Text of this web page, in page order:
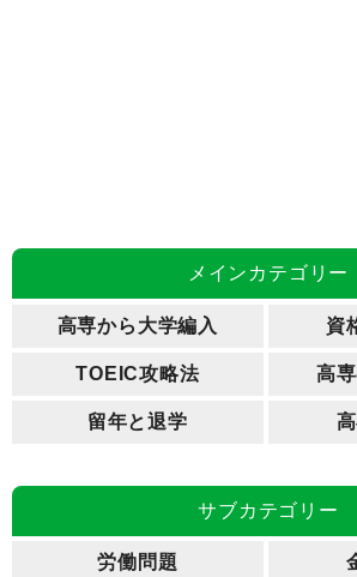
メインカテゴリー
高専から大学編入 資
TOEIC攻略法 高
留年と退学
サブカテゴリー
労働問題